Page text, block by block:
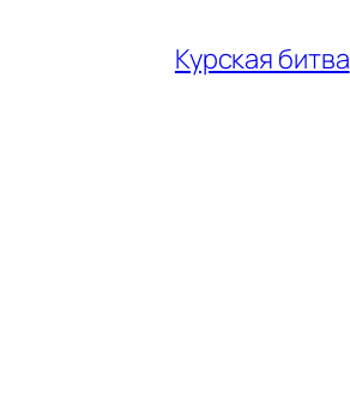
Курская битва